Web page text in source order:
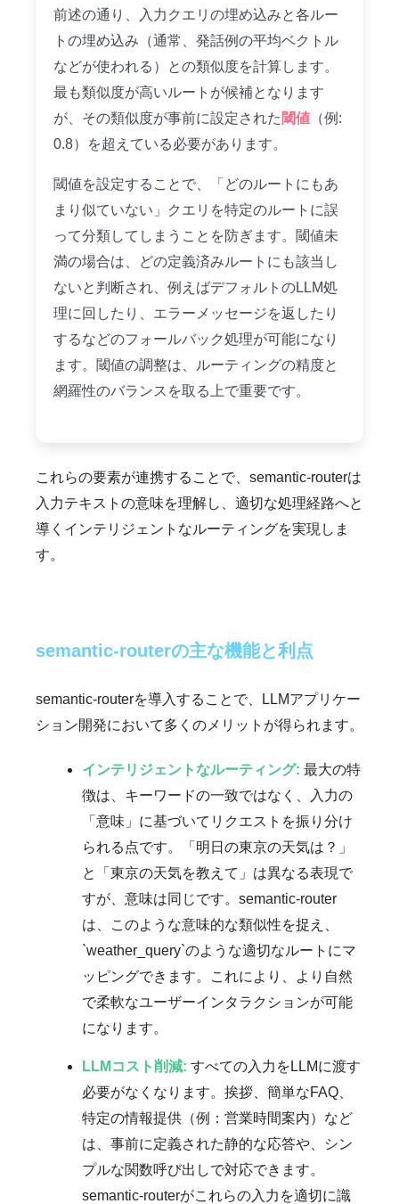
前述の通り、入力クエリの埋め込みと各ルー
トの埋め込み（通常、発話例の平均ベクトル
などが使われる）との類似度を計算します。
最も類似度が高いルートが候補となります
が、その類似度が事前に設定された 閾値 （例:
0.8）を超えている必要があります。
閾値を設定することで、「どのルートにもあ
まり似ていない」クエリを特定のルートに誤
って分類してしまうことを防ぎます。閾値未
満の場合は、どの定義済みルートにも該当し
ないと判断され、例えばデフォルトのLLM処
理に回したり、エラーメッセージを返したり
するなどのフォールバック処理が可能になり
ます。閾値の調整は、ルーティングの精度と
網羅性のバランスを取る上で重要です。
これらの要素が連携することで、semantic-routerは
入力テキストの意味を理解し、適切な処理経路へと
導くインテリジェントなルーティングを実現しま
す。
semantic-routerの主な機能と利点
semantic-routerを導入することで、LLMアプリケー
ション開発において多くのメリットが得られます。
インテリジェントなルーティング: 最大の特
徴は、キーワードの一致ではなく、入力の
「意味」に基づいてリクエストを振り分け
られる点です。「明日の東京の天気は？」
と「東京の天気を教えて」は異なる表現で
すが、意味は同じです。semantic-router
は、このような意味的な類似性を捉え、
`weather_query`のような適切なルートにマ
ッピングできます。これにより、より自然
で柔軟なユーザーインタラクションが可能
になります。
LLMコスト削減: すべての入力をLLMに渡す
必要がなくなります。挨拶、簡単なFAQ、
特定の情報提供（例：営業時間案内）など
は、事前に定義された静的な応答や、シン
プルな関数呼び出しで対応できます。
semantic-routerがこれらの入力を適切に識